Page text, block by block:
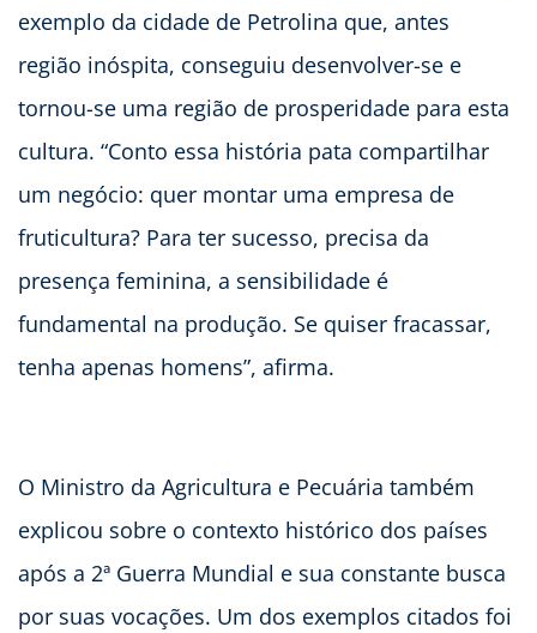
exemplo da cidade de Petrolina que, antes
região inóspita, conseguiu desenvolver-se e
tornou-se uma região de prosperidade para esta
cultura. “Conto essa história pata compartilhar
um negócio: quer montar uma empresa de
fruticultura? Para ter sucesso, precisa da
presença feminina, a sensibilidade é
fundamental na produção. Se quiser fracassar,
tenha apenas homens”, afirma.
O Ministro da Agricultura e Pecuária também
explicou sobre o contexto histórico dos países
após a 2ª Guerra Mundial e sua constante busca
por suas vocações. Um dos exemplos citados foi